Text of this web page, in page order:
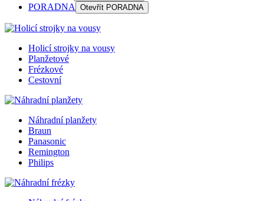
PORADNA Otevřít PORADNA
Holicí strojky na vousy
Planžetové
Frézkové
Cestovní
Náhradní planžety
Braun
Panasonic
Remington
Philips